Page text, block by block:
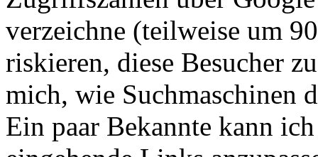
verzeichne (teilweise um
riskieren, diese Besucher
mich, wie Suchmaschinen
Ein paar Bekannte kann